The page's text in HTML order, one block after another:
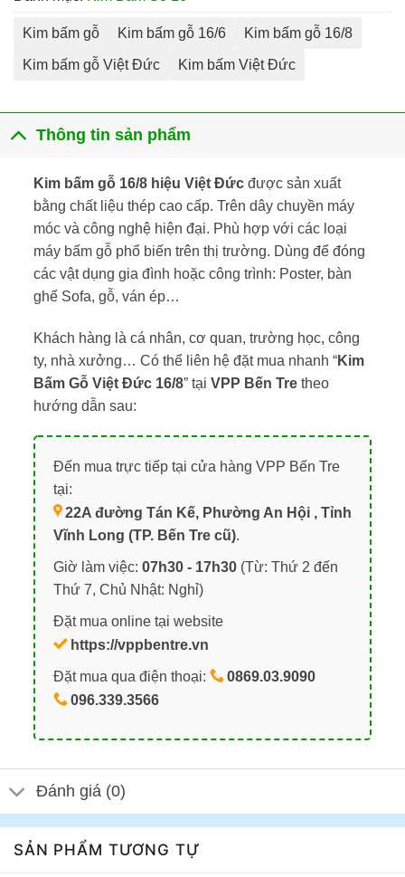
Kim bấm gỗ Kim bấm gỗ 16/6 Kim bấm gỗ 16/8
Kim bấm gỗ Việt Đức Kim bấm Việt Đức
Thông tin sản phẩm
Kim bấm gỗ 16/8 hiệu Việt Đứcđược sản xuất
bằng chất liệu thép cao cấp. Trên dây chuyền máy
móc và công nghệ hiện đại. Phù hợp với các loại
máy bấm gỗ phổ biến trên thị trường. Dùng để đóng
các vật dụng gia đình hoặc công trình: Poster, bàn
ghế Sofa, gỗ, ván ép…
Khách hàng là cá nhân, cơ quan, trường học, công
ty, nhà xưởng… Có thể liên hệ đặt mua nhanh “Kim
Bấm Gỗ Việt Đức 16/8” tại VPP Bến Tretheo
hướng dẫn sau:
Đến mua trực tiếp tại cửa hàng VPP Bến Tre
tại:
22A đường Tán Kế, Phường An Hội , Tỉnh
Vĩnh Long (TP. Bến Tre cũ).
Giờ làm việc: 07h30 - 17h30(Từ: Thứ 2 đến
Thứ 7, Chủ Nhật: Nghỉ)
Đặt mua online tại website
https://vppbentre.vn
Đặt mua qua điện thoại:
0869.03.9090
096.339.3566
Đánh giá (0)
SẢN PHẨM TƯƠNG TỰ